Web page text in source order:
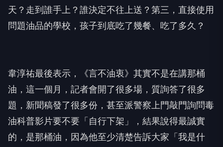
天？走到誰手上？誰決定不往上送？第三，直接使用
問題油品的學校，孩子到底吃了幾餐、吃了多久？
韋淳祐最後表示，《言不油衷》其實不是在講那桶
油，這一個月，記者會開了很多場，質詢答了很多
題，新聞稿發了很多份，甚至派警察上門敲門詢問毒
油科普影片要不要「自行下架」，結果說得最誠實
的，是那桶油，因為他至少清楚告訴大家「我是什